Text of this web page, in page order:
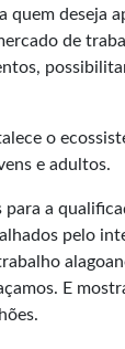
quem deseja
de
o
e adultos.
a
pelo
E